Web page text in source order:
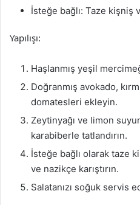
İsteğe bağlı: Taze kişniş
Yapılışı:
Haşlanmış yeşil
Doğranmış avokado,
domatesleri ekleyin.
Zeytinyağı ve limon
karabiberle tatlandırın.
İsteğe bağlı olarak taze
ve nazikçe karıştırın.
Salatanızı soğuk servis